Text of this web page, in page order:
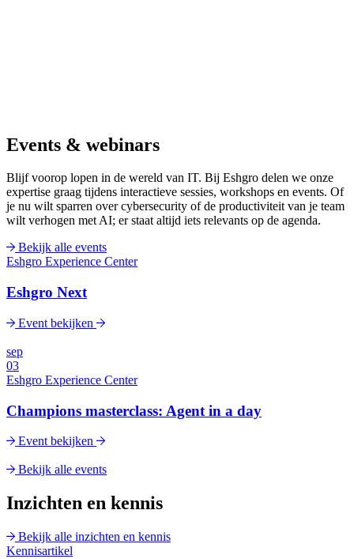
Events & webinars
Blijf voorop lopen in de wereld van IT. Bij Eshgro delen we onze
expertise graag tijdens interactieve sessies, workshops en events. Of
je nu wilt sparren over cybersecurity of de productiviteit van je team
wilt verhogen met AI; er staat altijd iets relevants op de agenda.
Bekijk alle events
Eshgro Experience Center
Eshgro Next
Event bekijken
sep
03
Eshgro Experience Center
Champions masterclass: Agent in a day
Event bekijken
Bekijk alle events
Inzichten en kennis
Bekijk alle inzichten en kennis
Kennisartikel